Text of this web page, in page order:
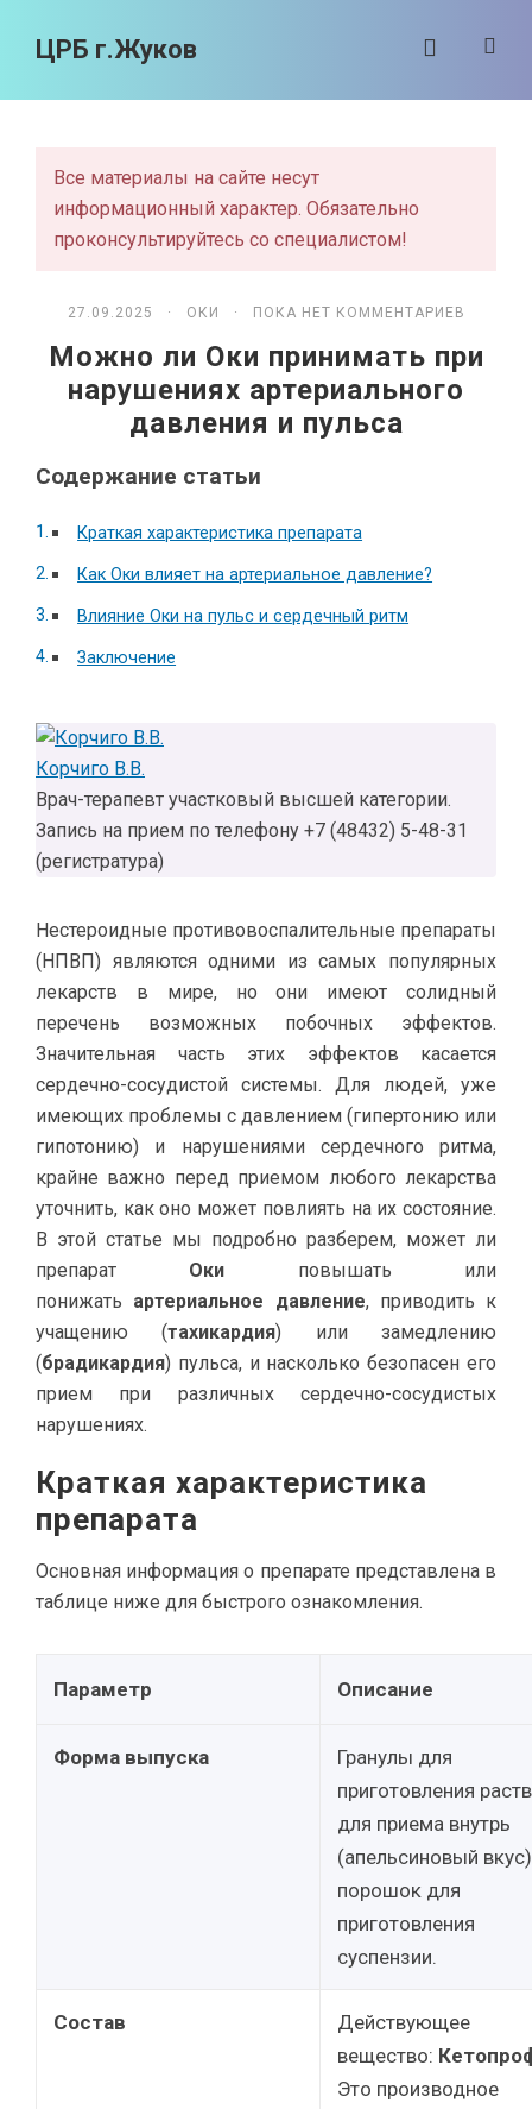
ЦРБ г.Жуков
Все материалы на сайте несут
информационный характер. Обязательно
проконсультируйтесь со специалистом!
27.09.2025 · ОКИ · ПОКА НЕТ КОММЕНТАРИЕВ
Можно ли Оки принимать при
нарушениях артериального
давления и пульса
Содержание статьи
Краткая характеристика препарата
Как Оки влияет на артериальное давление?
Влияние Оки на пульс и сердечный ритм
Заключение
Корчиго В.В.
Врач-терапевт участковый высшей категории.
Запись на прием по телефону +7 (48432) 5-48-31
(регистратура)
Нестероидные противовоспалительные препараты
(НПВП) являются одними из самых популярных
лекарств в мире, но они имеют солидный
перечень возможных побочных эффектов.
Значительная часть этих эффектов касается
сердечно-сосудистой системы. Для людей, уже
имеющих проблемы с давлением (гипертонию или
гипотонию) и нарушениями сердечного ритма,
крайне важно перед приемом любого лекарства
уточнить, как оно может повлиять на их состояние.
В этой статье мы подробно разберем, может ли
препарат Оки повышать или
понижать артериальное давление, приводить к
учащению (тахикардия) или замедлению
(брадикардия) пульса, и насколько безопасен его
прием при различных сердечно-сосудистых
нарушениях.
Краткая характеристика
препарата
Основная информация о препарате представлена в
таблице ниже для быстрого ознакомления.
Параметр Описание
Форма выпуска
Гранулы для
приготовления
для приема внутрь
(апельсиновый
порошок для
приготовления
суспензии.
Состав
Действующее
вещество:
Это производное